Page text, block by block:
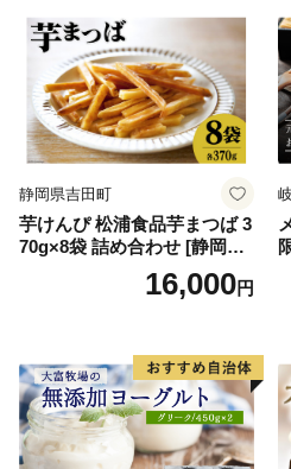
誕生日 カップ 詰め合わせ バ
ラエティ | バニラ チョコレー
ト ストロベリー ピスタチオ
バニラ＆クッキー ウベ 沖縄
紅イモ 塩ちんすこう 沖縄シ
ークヮーサー 沖縄黒糖 琉球
ロイヤルミルクティ 沖縄パ
イン
静岡県吉田町
芋けんぴ 松浦食品芋まつば 3
70g×8袋 詰め合わせ [静岡伊
勢丹(松浦食品) 静岡県 吉田町
22424274] 芋ケンピ セット
16,000円